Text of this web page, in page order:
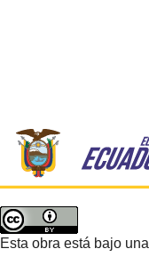
Esta obra está bajo una